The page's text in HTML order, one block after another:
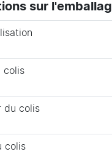
sur
colis
du colis
colis